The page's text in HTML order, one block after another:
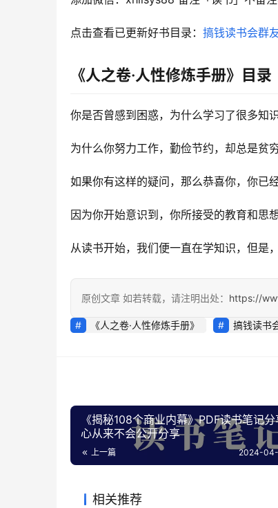
点击查看已更新好书目录： 搞钱读书会群
《人之卷·人性修炼手册》目录
你是否曾感到困惑，为什么学习了很多知
为什么你努力工作，勤俭节约，却总是贫
如果你有这样的疑问，那么恭喜你，你已
因为你开始意识到，你所接受的教育和思
从读书开始，我们便一直在学知识，但是
原创文章 如若转载，请注明出处： https://
《人之卷·人性修炼手册》 搞钱读书
《揭秘108个商业内幕》PDF读书笔记
心从来不会公开分享
上一篇 2024-04-
相关推荐